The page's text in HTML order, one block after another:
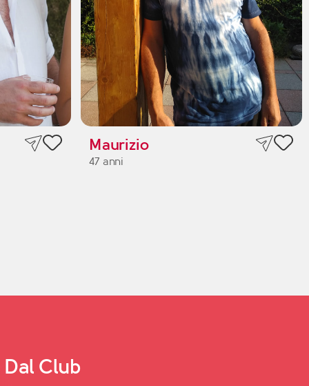
Maurizio
47 anni
Dal Club